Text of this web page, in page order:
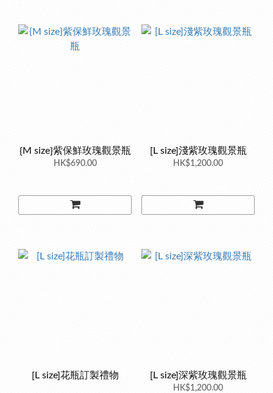
{M size}紫保鮮玫瑰觀景瓶
HK$690.00
[L size]淺紫玫瑰觀景瓶
HK$1,200.00
[L size]花瓶訂製禮物 [L size]深紫玫瑰觀景瓶
HK$1,200.00